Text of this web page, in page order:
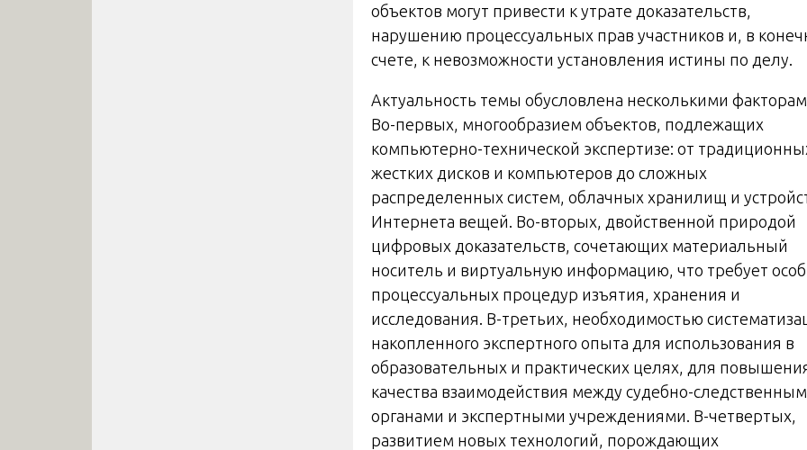
объектов могут привести к утрате доказательств,
нарушению процессуальных прав участников и, в
счете, к невозможности установления истины по делу.
Актуальность темы обусловлена несколькими
Во-первых, многообразием объектов, подлежащих
компьютерно-технической экспертизе: от
жестких дисков и компьютеров до сложных
распределенных систем, облачных хранилищ и
Интернета вещей. Во-вторых, двойственной природой
цифровых доказательств, сочетающих материальный
носитель и виртуальную информацию, что требует
процессуальных процедур изъятия, хранения и
исследования. В-третьих, необходимостью
накопленного экспертного опыта для использования в
образовательных и практических целях, для
качества взаимодействия между судебно-
органами и экспертными учреждениями. В-четвертых,
развитием новых технологий, порождающих